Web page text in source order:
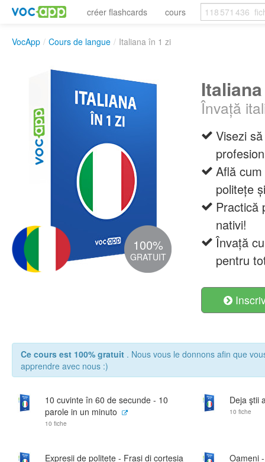
créer flashcards cours
VocApp / Cours de langue / Italiana în 1 zi
100%
GRATUIT
Învață
Visezi
Află
politețe
Practică
nativi!
Învață
pentru
Ce cours est 100% gratuit . Nous vous le donnons afin que
apprendre avec nous :)
10 cuvinte în 60 de secunde - 10
parole in un minuto
10 fiche
Deja ştii
10 fiche
Expresii de politețe - Frasi di cortesia Oameni